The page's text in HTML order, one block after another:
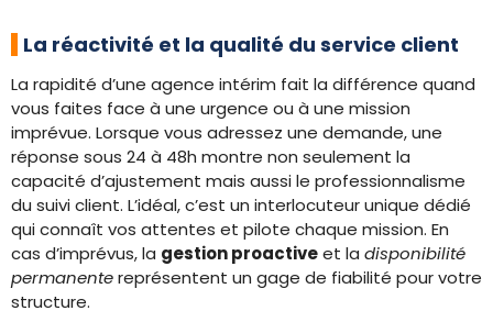
La réactivité et la qualité du service client
La rapidité d’une agence intérim fait la différence quand
vous faites face à une urgence ou à une mission
imprévue. Lorsque vous adressez une demande, une
réponse sous 24 à 48h montre non seulement la
capacité d’ajustement mais aussi le professionnalisme
du suivi client. L’idéal, c’est un interlocuteur unique dédié
qui connaît vos attentes et pilote chaque mission. En
cas d’imprévus, la gestion proactiveet la disponibilité
permanentereprésentent un gage de fiabilité pour votre
structure.